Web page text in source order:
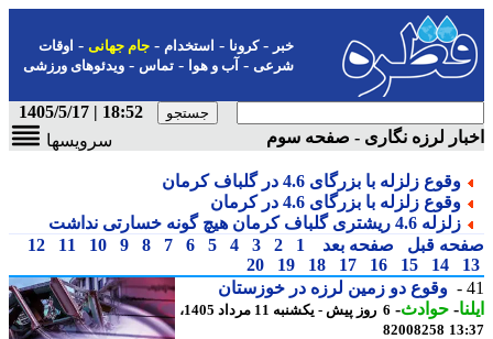
-کرونا-استخدام- جام جهانی-اوقات
شرعی-آب و هوا-تماس-ویدئوهای ورزشی
18:52 | 1405/5/17
لرزه نگاری - صفحه سوم
سرویسها
وقوع زلزله با بزرگای 4.6 در گلباف کرمان
وقوع زلزله با بزرگای 4.6 در کرمان
زلزله 4.6 ریشتری گلباف کرمان هیچ گونه خسارتی نداشت
قبل صفحه بعد 1
2
3
4
5
6
7
8
9
10
11
12
14
15
16
17
18
19
20
وقوع دو زمین لرزه در خوزستان
-حوادث -
6 روز پیش - یکشنبه 11 مرداد 1405،
82008258